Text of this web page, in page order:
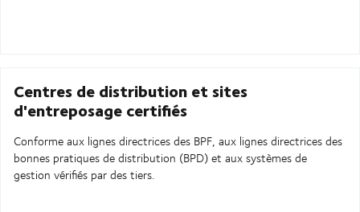
Centres de distribution et sites
d'entreposage certifiés
Conforme aux lignes directrices des BPF, aux lignes directrices des
bonnes pratiques de distribution (BPD) et aux systèmes de
gestion vérifiés par des tiers.